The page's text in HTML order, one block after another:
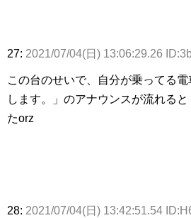
27: 2021/07/04(日) 13:06:29.26
この台のせいで、自分が乗ってる
します。」のアナウンスが流れる
たorz
28: 2021/07/04(日) 13:42:51.54